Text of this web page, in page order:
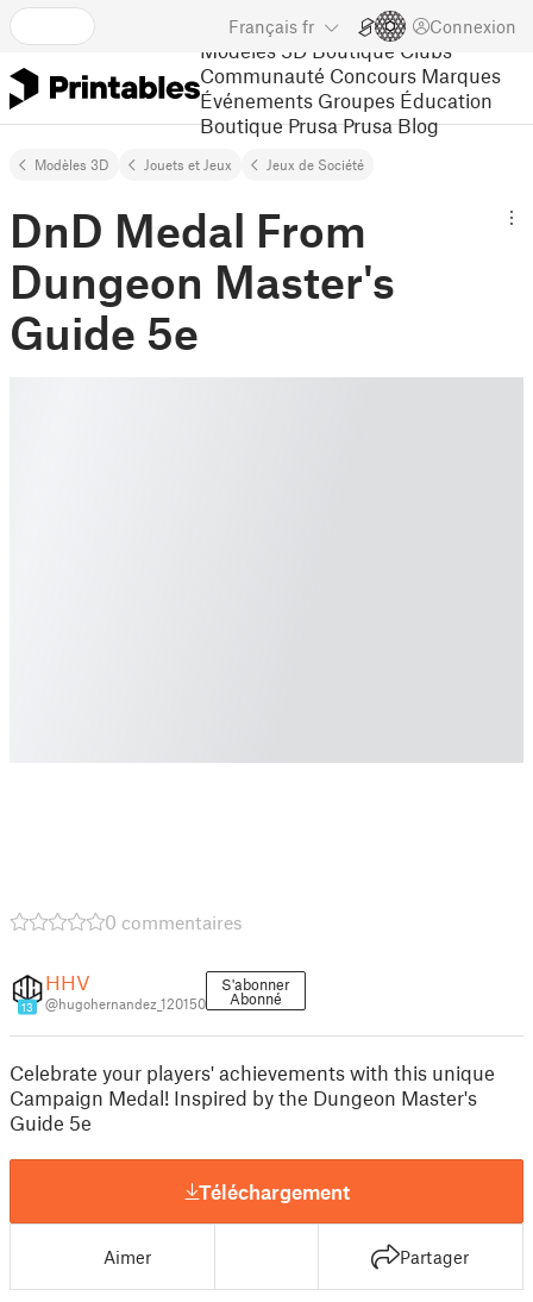
Français fr Connexion
Modèles 3D Boutique Clubs
Communauté Concours Marques
Événements Groupes Éducation
Boutique Prusa Prusa Blog
Modèles 3D Jouets et Jeux Jeux de Société
DnD Medal From
Dungeon Master's
Guide 5e
0 commentaires
13
HHV
@hugohernandez_120150
S'abonner
Abonné
Celebrate your players' achievements with this unique
Campaign Medal! Inspired by the Dungeon Master's
Guide 5e
Téléchargement
Aimer Partager